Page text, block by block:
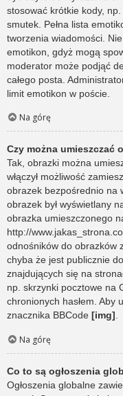
stosować krótkie kody,
smutek. Pełna lista
tworzenia wiadomości.
emotikon, gdyż mogą
moderator może podjąć
całego posta.
limit emotikon w poście.
Na górę
Czy można umieszczać
Tak, obrazki można
włączył możliwość
obrazek bezpośrednio na
obrazek był wyświetlany
obrazka umieszczonego
http://
odnośników do obrazków
chyba że jest publicznie
znajdujących się na
np. skrzynki pocztowe na
chronionych hasłem. Aby
znacznika BBCode [img].
Na górę
Co to są ogłoszenia
Ogłoszenia globalne